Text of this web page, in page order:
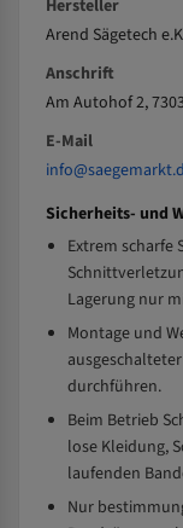
Hersteller
Arend Sägetech
Anschrift
Am Autohof 2,
E-Mail
Sicherheits- und
Extrem scharfe
Lagerung nur
Montage und
durchführen.
Beim Betrieb
lose Kleidung,
laufenden
Nur